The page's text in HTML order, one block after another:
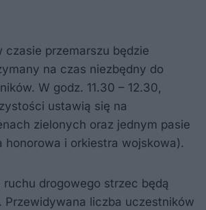
czasie przemarszu będzie
na czas niezbędny do
W godz. 11.30 – 12.30,
ustawią się na
zielonych oraz jednym pasie
honorowa i orkiestra wojskowa).
ruchu drogowego strzec będą
Przewidywana liczba uczestników